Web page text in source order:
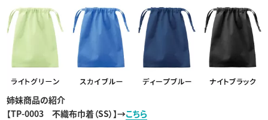
姉妹商品の紹介
【TP-0003 不織布巾着（SS）】→こちら